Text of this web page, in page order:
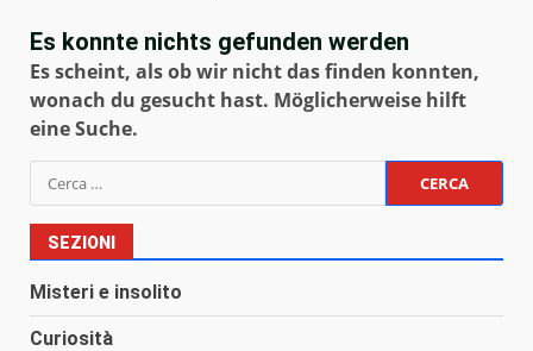
Es konnte nichts gefunden werden
Es scheint, als ob wir nicht das finden konnten,
wonach du gesucht hast. Möglicherweise hilft
eine Suche.
Ricerca
per:
SEZIONI
Misteri e insolito
Curiosità